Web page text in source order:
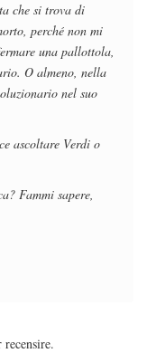
che si trova di
perché non mi
una pallottola,
O almeno, nella
nel suo
ascoltare Verdi o
Fammi sapere,
recensire.